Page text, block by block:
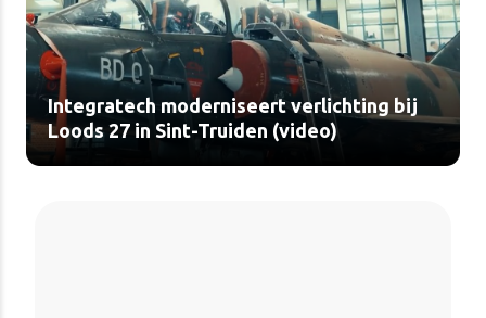
Integratech moderniseert verlichting bij
Loods 27 in Sint-Truiden (video)